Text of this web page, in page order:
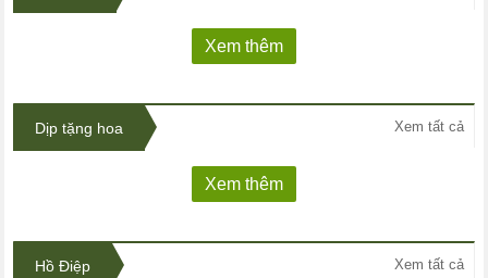
Xem thêm
Dịp tặng hoa Xem tất cả
Xem thêm
Hồ Điệp Xem tất cả